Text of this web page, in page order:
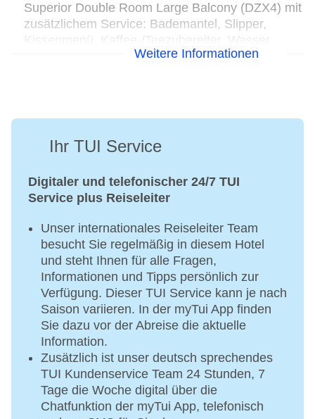
Superior Double Room Large Balcony (DZX4) mit
zusätzlichem Service: Bademantel, Slipper,
Kissenmenü, Kaffee-/Teezubereiter, Wasser
jeden Tag auf dem Zimmer, hochwertigere
Weitere Informationen
Ihr TUI Service
Digitaler und telefonischer 24/7 TUI
Service plus Reiseleiter
Unser internationales Reiseleiter Team
besucht Sie regelmäßig in diesem Hotel
und steht Ihnen für alle Fragen,
Informationen und Tipps persönlich zur
Verfügung. Dieser TUI Service kann je nach
Saison variieren. In der myTui App finden
Sie dazu vor der Abreise die aktuelle
Information.
Zusätzlich ist unser deutsch sprechendes
TUI Kundenservice Team 24 Stunden, 7
Tage die Woche digital über die
Chatfunktion der myTui App, telefonisch